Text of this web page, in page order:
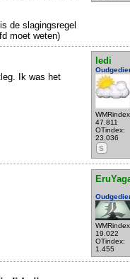
de slagingsregel
moet weten)
ledi
47.811
OTindex:
23.036
S
Ik was het
19.022
OTindex:
1.455